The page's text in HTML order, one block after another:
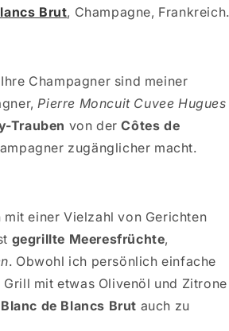
Brut, Champagne, Frankreich.
Champagner sind meiner
Pierre Moncuit Cuvee Hugues
Trauben von derCôtes de
zugänglicher macht.
einer Vielzahl von Gerichten
gegrillte Meeresfrüchte,
. Obwohl ich persönlich einfache
mit etwas Olivenöl und Zitrone
de Blancs Brut auch zu